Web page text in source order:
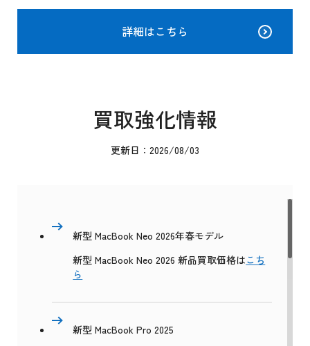
詳細はこちら
買取強化情報
更新日：2026/08/03
新型 MacBook Neo 2026年春モデル
新型 MacBook Neo 2026 新品買取価格はこち
ら
新型 MacBook Pro 2025